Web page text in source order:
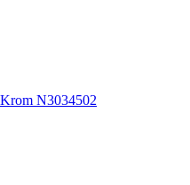
N3034502